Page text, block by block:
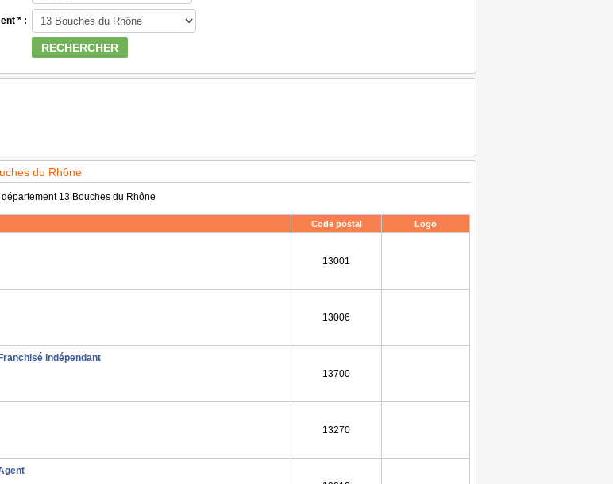
* :
RECHERCHER
du Rhône
13 Bouches du Rhône
Code postal Logo
13001
13006
indépendant
13700
13270